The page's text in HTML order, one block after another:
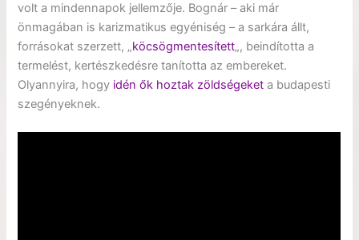
volt a mindennapok jellemzője. Bognár – aki már
önmagában is karizmatikus egyéniség – a sarkára állt,
forrásokat szerzett, „köcsögmentesített„, beindította a
termelést, kertészkedésre tanította az embereket.
Olyannyira, hogy idén ők hoztak zöldségeket a budapesti
szegényeknek.